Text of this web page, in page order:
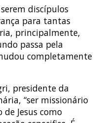
discípulos
para tantas
principalmente,
passa pela
completamente
presidente da
“ser missionário
Jesus como